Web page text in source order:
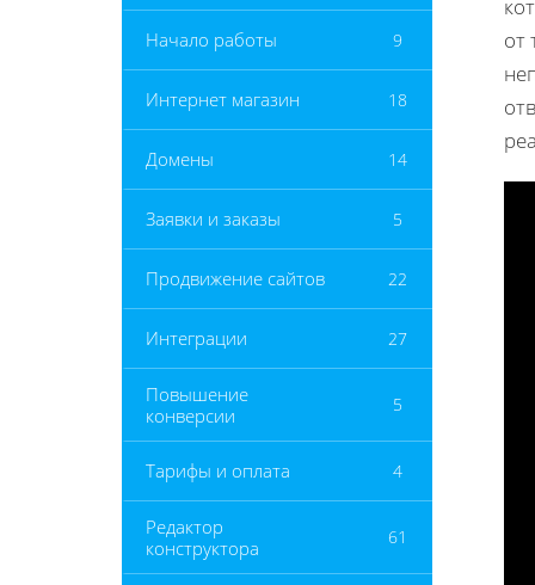
Начало работы 9
Интернет магазин 18
Домены 14
Заявки и заказы 5
Продвижение сайтов 22
Интеграции 27
Повышение
конверсии
5
Тарифы и оплата 4
Редактор
конструктора
61
от